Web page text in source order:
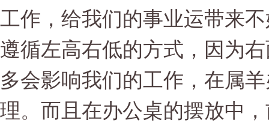
工作，给我们的事业运带来
遵循左高右低的方式，因为
多会影响我们的工作，在属
理。而且在办公桌的摆放中